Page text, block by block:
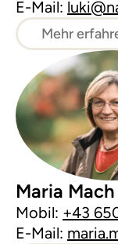
E-Mail:
Mehr
Maria Mach
Mobil: +43
E-Mail: